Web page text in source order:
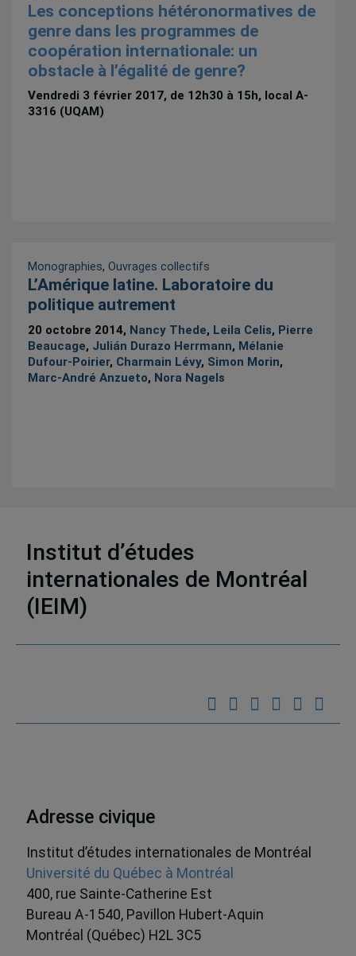
Les conceptions hétéronormatives de
genre dans les programmes de
coopération internationale: un
obstacle à l’égalité de genre?
Vendredi 3 février 2017, de 12h30 à 15h, local A-
3316 (UQAM)
Monographies,Ouvrages collectifs
L’Amérique latine. Laboratoire du
politique autrement
20 octobre 2014, Nancy Thede, Leila Celis, Pierre
Beaucage, Julián Durazo Herrmann, Mélanie
Dufour-Poirier, Charmain Lévy, Simon Morin,
Marc-André Anzueto, Nora Nagels
14 résultats
Institut d’études
internationales de Montréal
(IEIM)
Adresse civique
Institut d’études internationales de Montréal
Université du Québec à Montréal
400, rue Sainte-Catherine Est
Bureau A-1540, Pavillon Hubert-Aquin
Montréal (Québec) H2L 3C5